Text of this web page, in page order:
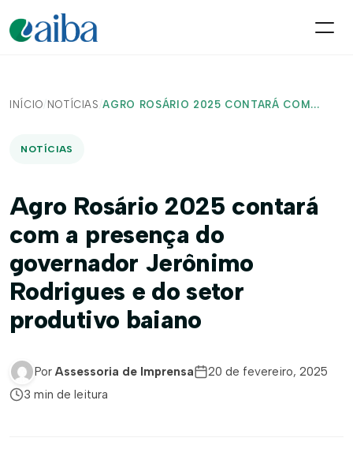
INÍCIO/ NOTÍCIAS /AGRO ROSÁRIO 2025 CONTARÁ COM...
NOTÍCIAS
Agro Rosário 2025 contará
com a presença do
governador Jerônimo
Rodrigues e do setor
produtivo baiano
Por Assessoria de Imprensa
20 de fevereiro, 2025
3 min de leitura